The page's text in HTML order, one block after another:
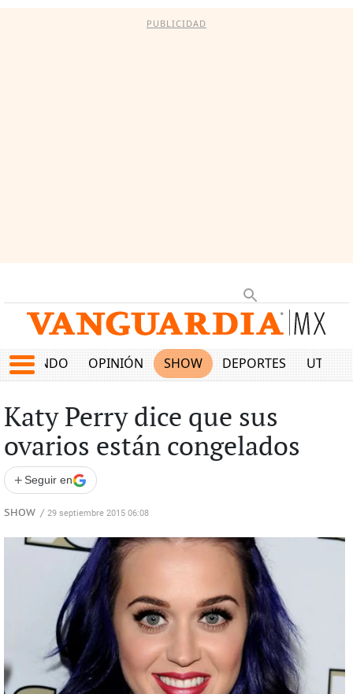
PUBLICIDAD
MUNDO OPINIÓN SHOW DEPORTES
Katy Perry dice que sus
ovarios están congelados
+ Seguir en
SHOW / 29 septiembre 2015 06:08